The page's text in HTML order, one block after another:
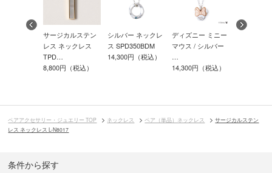
サージカルステン
レス ネックレス
TPD…
8,800円（税込）
シルバー ネックレ
ス SPD350BDM
14,300円（税込）
ディズニー ミニー
マウス / シルバー
…
14,300円（税込）
ペアアクセサリー・ジュエリー TOP ネックレス ペア（単品）ネックレス
サージカルステン
レス ネックレス L-N8017
条件から探す